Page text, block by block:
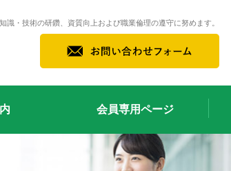
識・技術の研鑽、資質向上および職業倫理の遵守に努めます。
会員専用ページ